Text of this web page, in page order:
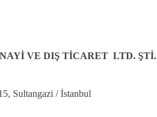
VE DIŞ TİCARET LTD. ŞTİ.
Sultangazi / İstanbul